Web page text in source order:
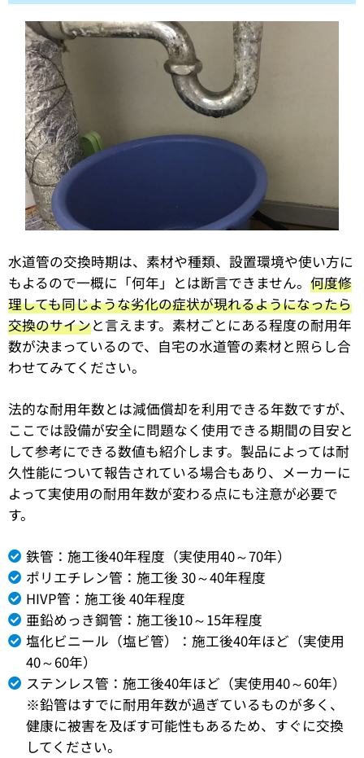
水道管の交換時期は、素材や種類、設置環境や使い方に
もよるので一概に「何年」とは断言できません。 何度修
理しても同じような劣化の症状が現れるようになったら
交換のサインと言えます。素材ごとにある程度の耐用年
数が決まっているので、自宅の水道管の素材と照らし合
わせてみてください。
法的な耐用年数とは減価償却を利用できる年数ですが、
ここでは設備が安全に問題なく使用できる期間の目安と
して参考にできる数値も紹介します。製品によっては耐
久性能について報告されている場合もあり、メーカーに
よって実使用の耐用年数が変わる点にも注意が必要で
す。
鉄管：施工後40年程度（実使用40～70年）
ポリエチレン管：施工後 30～40年程度
HIVP管：施工後 40年程度
亜鉛めっき鋼管：施工後10～15年程度
塩化ビニール（塩ビ管）：施工後40年ほど（実使用
40～60年）
ステンレス管：施工後40年ほど（実使用40～60年）
※鉛管はすでに耐用年数が過ぎているものが多く、
健康に被害を及ぼす可能性もあるため、すぐに交換
してください。